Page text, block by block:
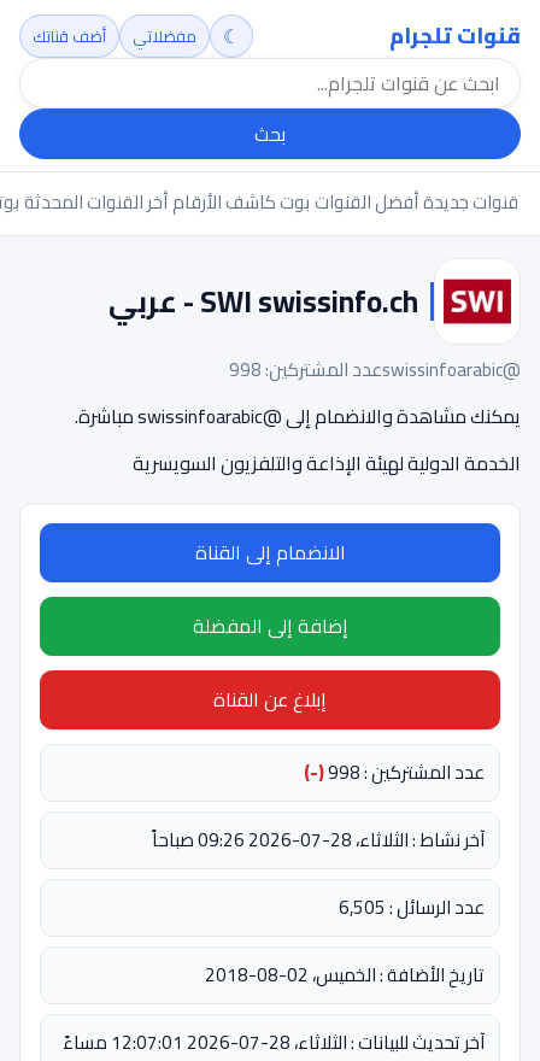
قنوات تلجرام
بحث
☾ مفضلاتي أضف قناتك
قنوات جديدةأفضل القنواتبوت كاشف الأرقامأخر القنوات المحدثة
SWI swissinfo.ch - عربي
@swissinfoarabic
عدد المشتركين: 998
يمكنك مشاهدة والانضمام إلى @swissinfoarabic مباشرة.
الخدمة الدولية لهيئة الإذاعة والتلفزيون السويسرية‎
الانضمام إلى القناة
إضافة إلى المفضلة
إبلاغ عن القناة
عدد المشتركين : 998
(-)
آخر نشاط : الثلاثاء، 28-07-2026 09:26 صباحاً
عدد الرسائل : 6,505
تاريخ الأضافة : الخميس، 02-08-2018
آخر تحديث للبيانات : الثلاثاء، 28-07-2026 12:07:01 مساءً